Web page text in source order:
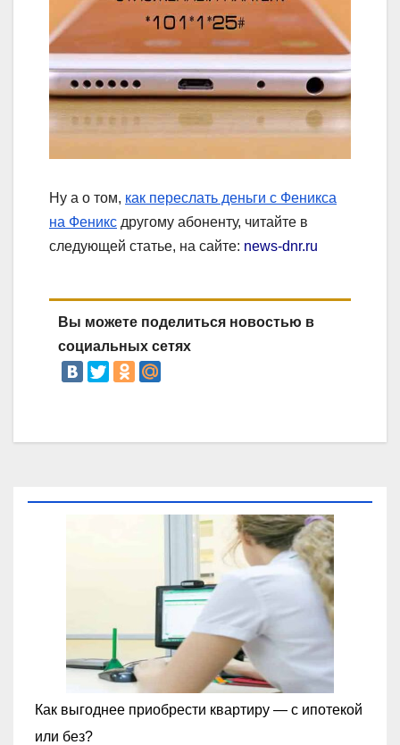
Ну а о том, как переслать деньги с Феникса
на Феникс другому абоненту, читайте в
следующей статье, на сайте: news-dnr.ru
Вы можете поделиться новостью в
социальных сетях
Как выгоднее приобрести квартиру — с ипотекой
или без?